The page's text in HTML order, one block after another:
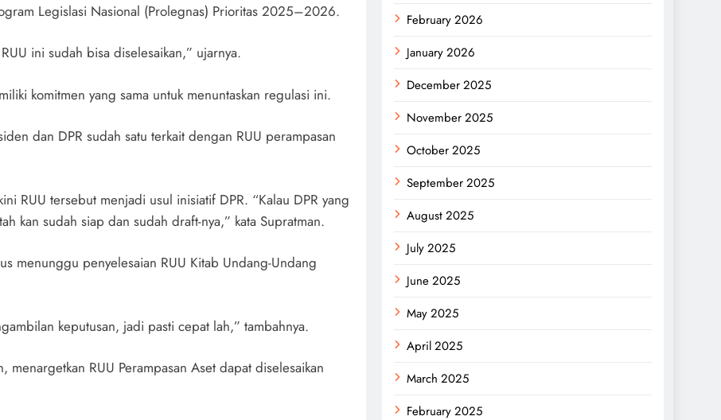
Legislasi Nasional (Prolegnas) Prioritas 2025–2026.
ini sudah bisa diselesaikan,” ujarnya.
komitmen yang sama untuk menuntaskan regulasi ini.
dan DPR sudah satu terkait dengan RUU perampasan
RUU tersebut menjadi usul inisiatif DPR. “Kalau DPR yang
kan sudah siap dan sudah draft-nya,” kata Supratman.
menunggu penyelesaian RUU Kitab Undang-Undang
keputusan, jadi pasti cepat lah,” tambahnya.
menargetkan RUU Perampasan Aset dapat diselesaikan
February 2026
January 2026
December 2025
November 2025
October 2025
September 2025
August 2025
July 2025
June 2025
May 2025
April 2025
March 2025
February 2025